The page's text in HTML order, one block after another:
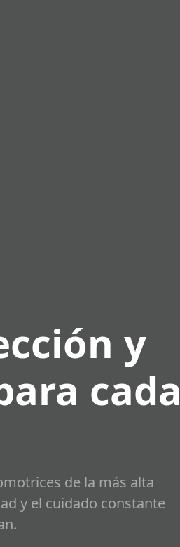
y
cada
de la más alta
y el cuidado constante